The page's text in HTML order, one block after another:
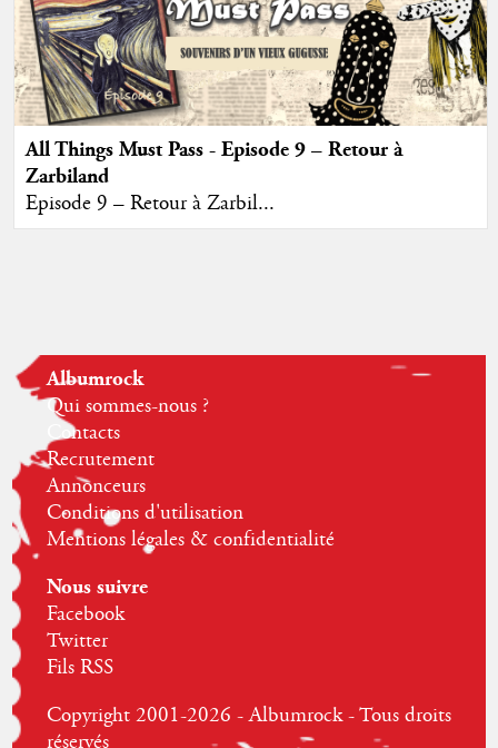
All Things Must Pass - Episode 9 – Retour à
Zarbiland
Episode 9 – Retour à Zarbil...
Albumrock
Qui sommes-nous ?
Contacts
Recrutement
Annonceurs
Conditions d'utilisation
Mentions légales & confidentialité
Nous suivre
Facebook
Twitter
Fils RSS
Copyright 2001-2026 - Albumrock - Tous droits
réservés